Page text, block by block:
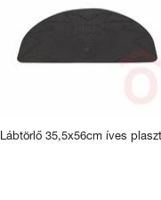
Lábtörlő 35,5x56cm íves